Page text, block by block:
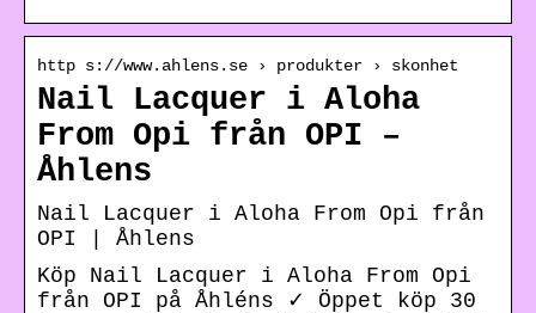
http s://www.ahlens.se › produkter › skonhet
Nail Lacquer i Aloha
From Opi från OPI –
Åhlens
Nail Lacquer i Aloha From Opi från
OPI | Åhlens
Köp Nail Lacquer i Aloha From Opi
från OPI på Åhléns ✓ Öppet köp 30